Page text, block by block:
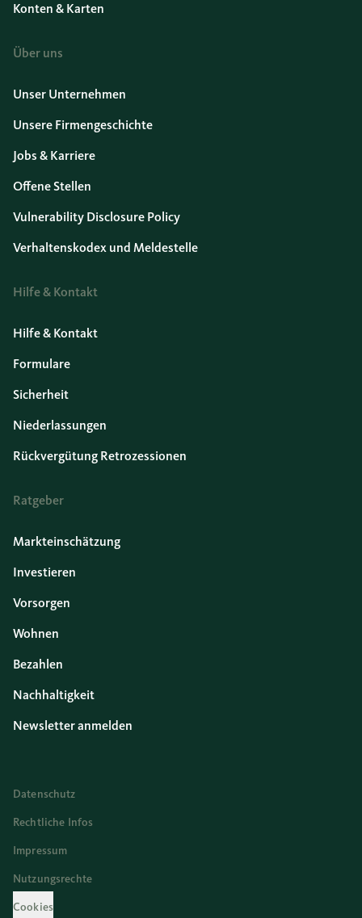
Konten & Karten
Über uns
Unser Unternehmen
Unsere Firmengeschichte
Jobs & Karriere
Offene Stellen
Vulnerability Disclosure Policy
Verhaltenskodex und Meldestelle
Hilfe & Kontakt
Hilfe & Kontakt
Formulare
Sicherheit
Niederlassungen
Rückvergütung Retrozessionen
Ratgeber
Markteinschätzung
Investieren
Vorsorgen
Wohnen
Bezahlen
Nachhaltigkeit
Newsletter anmelden
Datenschutz
Rechtliche Infos
Impressum
Nutzungsrechte
Cookies